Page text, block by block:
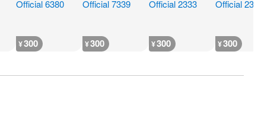
¥300 ¥300 ¥300 ¥300